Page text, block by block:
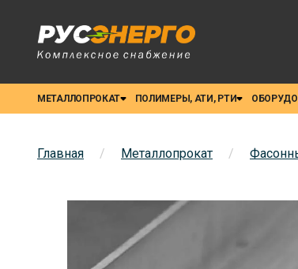
МЕТАЛЛОПРОКАТ ПОЛИМЕРЫ, АТИ, РТИ
Главная / Металлопрокат /